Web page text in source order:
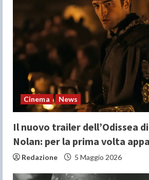
d
i
n
gCinema News
Il nuovo trailer dell’Odissea
Nolan: per la prima volta
Redazione 5 Maggio 2026